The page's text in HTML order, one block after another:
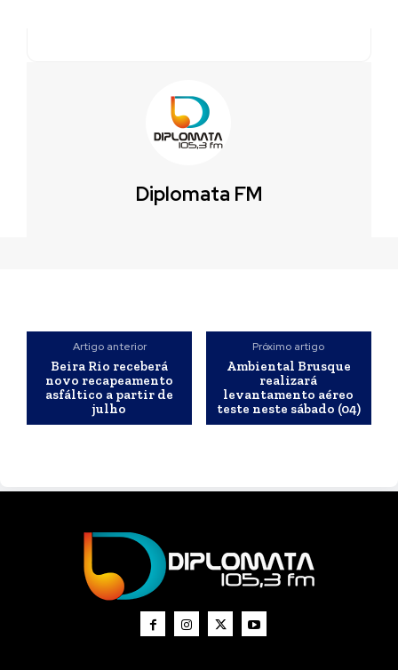
Diplomata FM
Artigo anterior
Beira Rio receberá
novo recapeamento
asfáltico a partir de
julho
Próximo artigo
Ambiental Brusque
realizará
levantamento aéreo
teste neste sábado (04)